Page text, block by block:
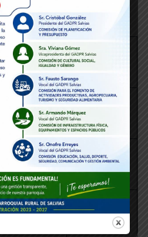
Descargar
documento
Enlace de
Descargar
documento
Enlace de
Defensoría
Descargar
documento
Enlace de
Defensoría
Descargar
Enlace de
Defensoría